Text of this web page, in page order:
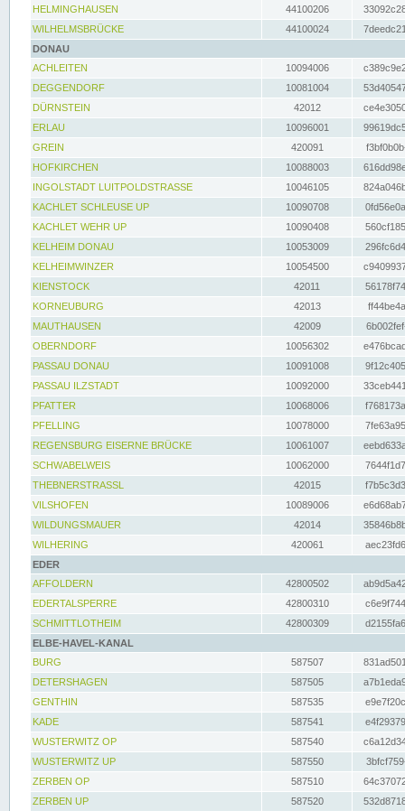
HELMINGHAUSEN
44100206
WILHELMSBRÜCKE
44100024
DONAU
ACHLEITEN
10094006
DEGGENDORF
10081004
DÜRNSTEIN
42012
ERLAU
10096001
GREIN
420091
HOFKIRCHEN
10088003
INGOLSTADT LUITPOLDSTRASSE
10046105
KACHLET SCHLEUSE UP
10090708
KACHLET WEHR UP
10090408
KELHEIM DONAU
10053009
KELHEIMWINZER
10054500
KIENSTOCK
42011
KORNEUBURG
42013
MAUTHAUSEN
42009
OBERNDORF
10056302
PASSAU DONAU
10091008
PASSAU ILZSTADT
10092000
PFATTER
10068006
PFELLING
10078000
REGENSBURG EISERNE BRÜCKE
10061007
SCHWABELWEIS
10062000
THEBNERSTRASSL
42015
VILSHOFEN
10089006
WILDUNGSMAUER
42014
WILHERING
420061
EDER
AFFOLDERN
42800502
EDERTALSPERRE
42800310
SCHMITTLOTHEIM
42800309
ELBE-HAVEL-KANAL
BURG
587507
DETERSHAGEN
587505
GENTHIN
587535
KADE
587541
WUSTERWITZ OP
587540
WUSTERWITZ UP
587550
ZERBEN OP
587510
ZERBEN UP
587520